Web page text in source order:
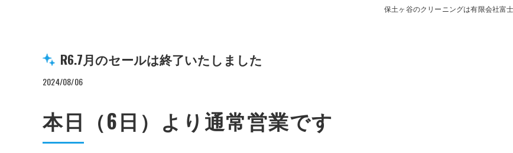
保土ヶ谷のクリーニングは有限会社富
R6.7月のセールは終了いたしました
2024/08/06
本日（6日）より通常営業です